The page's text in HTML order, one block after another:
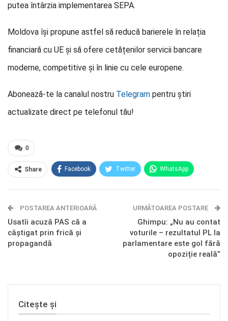
putea întârzia implementarea SEPA.
Moldova își propune astfel să reducă barierele în relația
financiară cu UE și să ofere cetățenilor servicii bancare
moderne, competitive și în linie cu cele europene.
Abonează-te la canalul nostru Telegram pentru știri
actualizate direct pe telefonul tău!
0
Share Facebook Twitter WhatsApp
Telegram OK.ru
POSTAREA ANTERIOARĂ
Usatîi acuză PAS că a
câștigat prin frică și
propagandă
URMĂTOAREA POSTARE
Ghimpu: „Nu au contat
voturile – rezultatul PL la
parlamentare este gol fără
opoziție reală”
Citește și